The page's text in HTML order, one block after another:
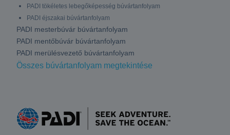
PADI tökéletes lebegőképesség búvártanfolyam
PADI éjszakai búvártanfolyam
PADI mesterbúvár búvártanfolyam
PADI mentőbúvár búvártanfolyam
PADI merülésvezető búvártanfolyam
Összes búvártanfolyam megtekintése